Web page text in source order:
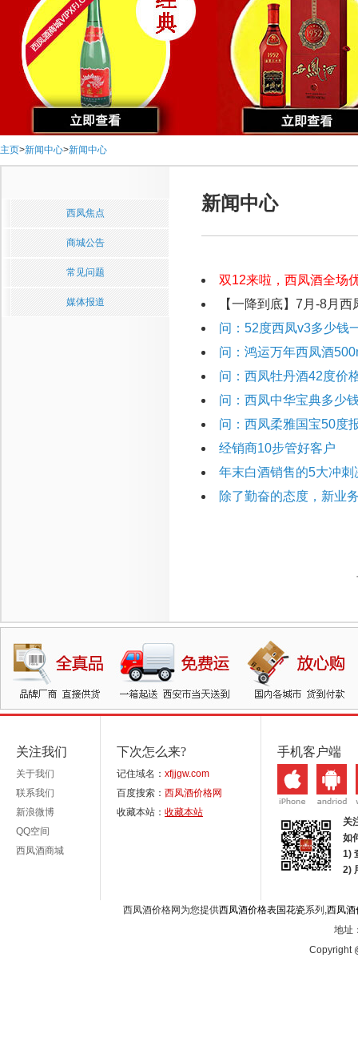
主页>新闻中心>新闻中心
西凤焦点
商城公告
常见问题
媒体报道
新闻中心
双12来啦，西凤酒全场
【一降到底】7月-8月
问：52度西凤v3多少钱
问：鸿运万年西凤酒
问：西凤牡丹酒42度价
问：西凤中华宝典多少
问：西凤柔雅国宝50度
经销商10步管好客户
年末白酒销售的5大冲
除了勤奋的态度，新业
关注我们
关于我们
联系我们
新浪微博
QQ空间
西凤酒商城
下次怎么来?
记住域名： xfjjgw.com
百度搜索： 西凤酒价格网
收藏本站： 收藏本站
手机客户端
关
如
1)
2)
西凤酒价格网为您提供西凤酒价格表国花瓷系列,西凤酒
地址
Copyright